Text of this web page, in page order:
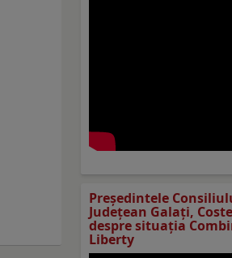
Preşedintele
Judeţean Galaţi,
despre situaţia
Liberty